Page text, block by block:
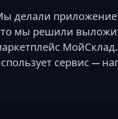
делали приложение
мы решили
сервис —